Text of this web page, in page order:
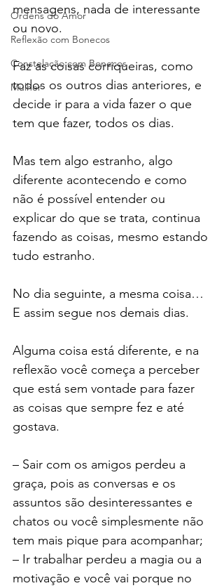
Ordens do Amor
Reflexão com Bonecos
Constelação com Bonecos
Mulher
mensagens, nada de interessante
ou novo.
Faz as coisas corriqueiras, como
todos os outros dias anteriores, e
decide ir para a vida fazer o que
tem que fazer, todos os dias.
Mas tem algo estranho, algo
diferente acontecendo e como
não é possível entender ou
explicar do que se trata, continua
fazendo as coisas, mesmo estando
tudo estranho.
No dia seguinte, a mesma coisa…
E assim segue nos demais dias.
Alguma coisa está diferente, e na
reflexão você começa a perceber
que está sem vontade para fazer
as coisas que sempre fez e até
gostava.
– Sair com os amigos perdeu a
graça, pois as conversas e os
assuntos são desinteressantes e
chatos ou você simplesmente não
tem mais pique para acompanhar;
– Ir trabalhar perdeu a magia ou a
motivação e você vai porque no